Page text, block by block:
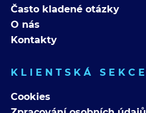
Často kladené otázky
O nás
Kontakty
KLIENTSKÁ SEKCE
Cookies